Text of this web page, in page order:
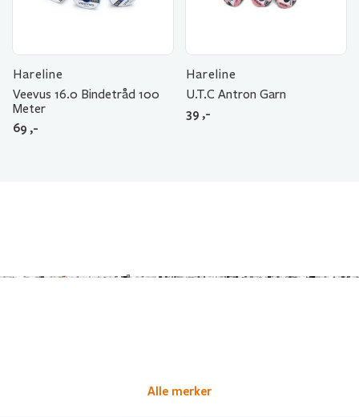
Hareline
Veevus 16.0 Bindetråd 100
Meter
69 ,-
Hareline
U.T.C Antron Garn
39 ,-
Alle merker